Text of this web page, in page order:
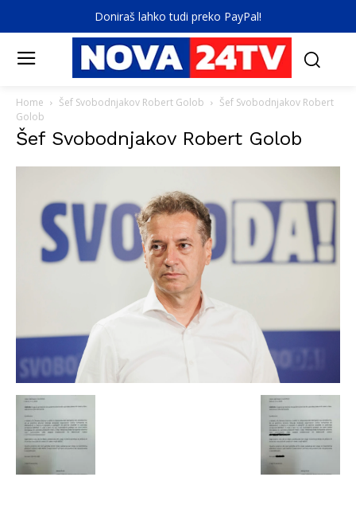
Doniraš lahko tudi preko PayPal!
Home Šef Svobodnjakov Robert Golob
Šef Svobodnjakov Robert
Golob
Šef Svobodnjakov Robert Golob